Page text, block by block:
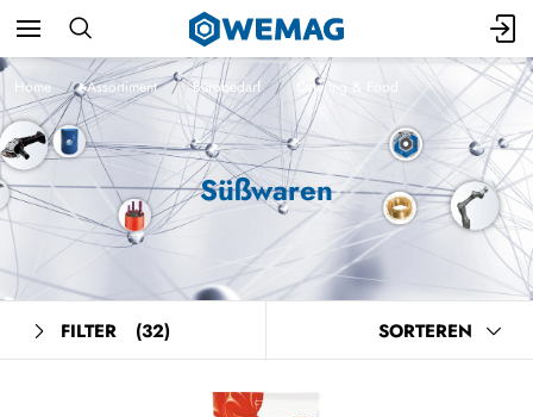
Home Assortiment Bürobedarf Catering & Food
Süßwaren
FILTER (32) SORTEREN